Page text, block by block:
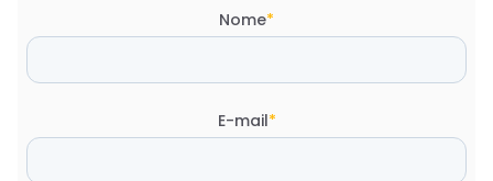
Nome*
E-mail*